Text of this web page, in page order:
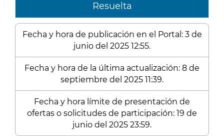
Resuelta
Fecha y hora de publicación en el Portal: 3 de
junio del 2025 12:55.
Fecha y hora de la última actualización: 8 de
septiembre del 2025 11:39.
Fecha y hora límite de presentación de
ofertas o solicitudes de participación: 19 de
junio del 2025 23:59.